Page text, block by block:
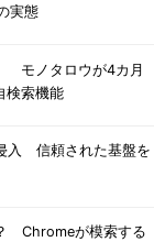
実態
モノタロウが4カ月
検索機能
入 信頼された基盤を
Chromeが模索する